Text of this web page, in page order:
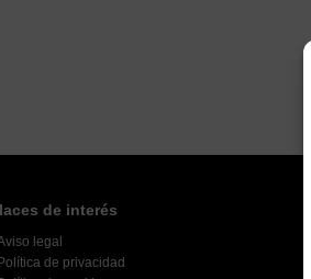
de interés
legal
de privacidad